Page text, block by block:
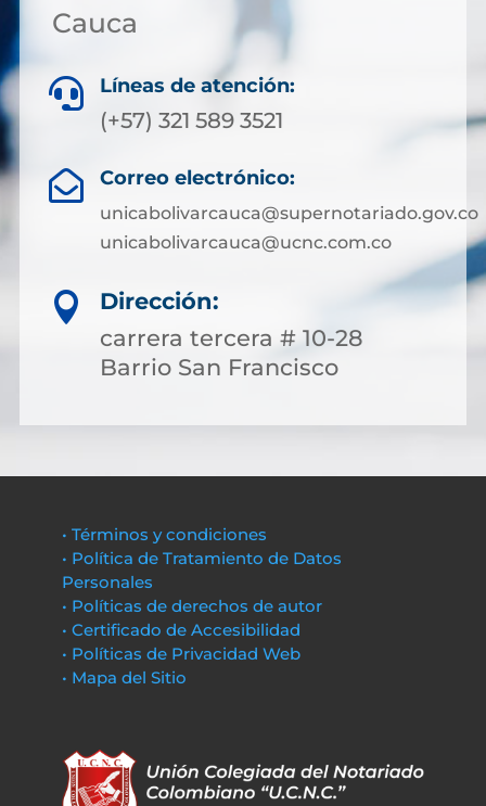
Cauca
 Líneas de atención:
(+57) 321 589 3521
 Correo electrónico:
unicabolivarcauca@supernotariado.gov.co
unicabolivarcauca@ucnc.com.co

Dirección:
carrera tercera # 10-28
Barrio San Francisco
• Términos y condiciones
• Política de Tratamiento de Datos
Personales
• Políticas de derechos de autor
• Certificado de Accesibilidad
• Políticas de Privacidad Web
• Mapa del Sitio